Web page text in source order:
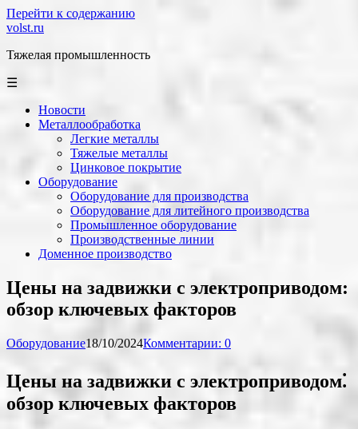
Перейти к содержанию
volst.ru
Тяжелая промышленность
☰
Новости
Металлообработка
Легкие металлы
Тяжелые металлы
Цинковое покрытие
Оборудование
Оборудование для производства
Оборудование для литейного производства
Промышленное оборудование
Производственные линии
Доменное производство
Цены на задвижки с электроприводом:
обзор ключевых факторов
Оборудование18/10/2024Комментарии: 0
Цены на задвижки с электроприводом⁚
обзор ключевых факторов